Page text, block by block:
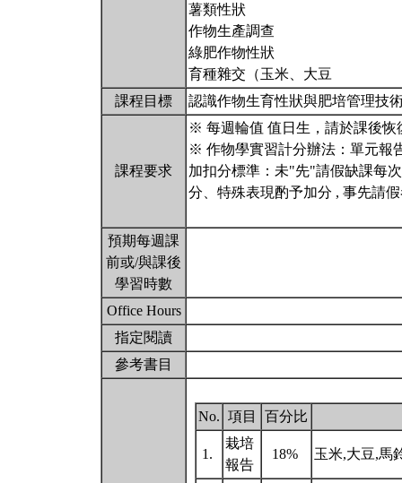
薯類性狀
作物生產調查
綠肥作物性狀
育種雜交（玉米、大豆
課程目標
認識作物生育性狀與肥培管理技
課程要求
※ 每週輪值 值日生，請於課後恢
※ 作物學實習計分辦法：單元報
加扣分標準：未"先"請假缺課每
分、特殊表現酌予加分 , 事先請
預期每週課
前或/與課後
學習時數
Office Hours
指定閱讀
參考書目
No. 項目 百分比
1.
栽培
報告
18% 玉米,大豆,馬